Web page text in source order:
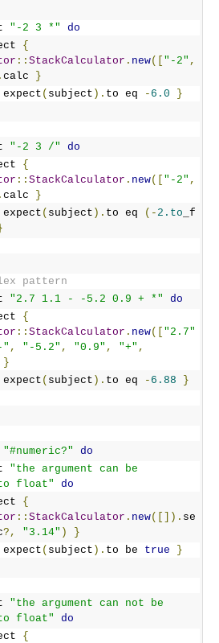
"-2 3 *"
do
{
:: StackCalculator . new([ "-2" ,
calc
}
expect ( subject ). to eq - 6.0
}
"-2 3 /"
do
{
:: StackCalculator . new([ "-2" ,
calc
}
expect ( subject ). to eq (- 2.to
}
pattern
"2.7 1.1 - -5.2 0.9 + *"
do
{
:: StackCalculator . new([ "2.7"
" , "-5.2" , "0.9" , "+" ,
}
expect ( subject ). to eq - 6.88
}
"#numeric?"
do
"the argument can be
float"
do
{
:: StackCalculator . new([]). se
?, "3.14" )
}
expect ( subject ). to be true
}
"the argument can not be
float"
do
{